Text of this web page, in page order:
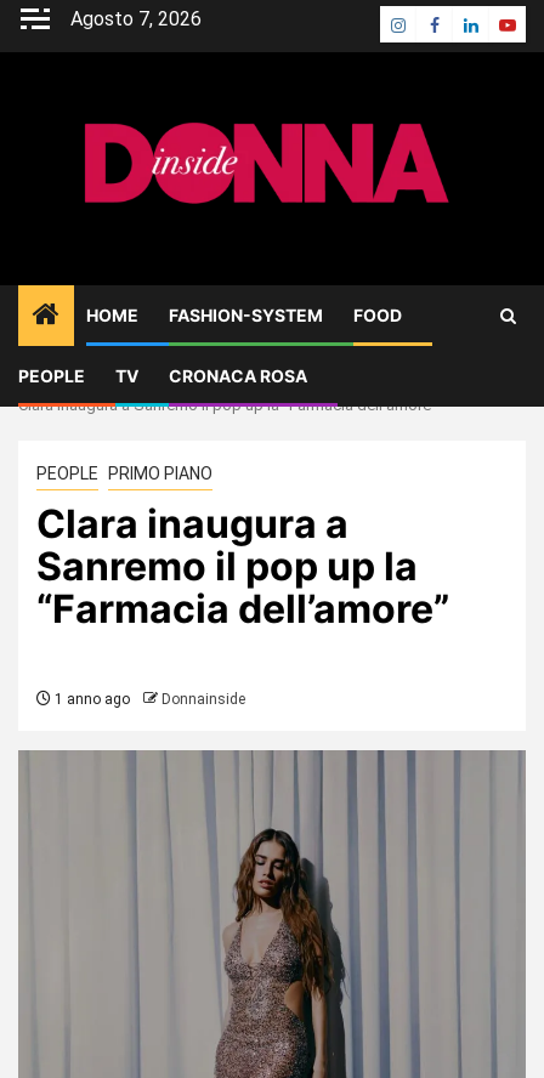
Skip
Agosto 7, 2026 Instagram
Facebook
Linkedin
HOME FASHION-SYSTEM FOOD
PEOPLE TV CRONACA ROSA
Home
PEOPLE
Clara inaugura a Sanremo il pop up la “Farmacia dell’amore”
PEOPLE PRIMO PIANO
Clara inaugura a
Sanremo il pop up la
“Farmacia dell’amore”
1 anno ago Donnainside